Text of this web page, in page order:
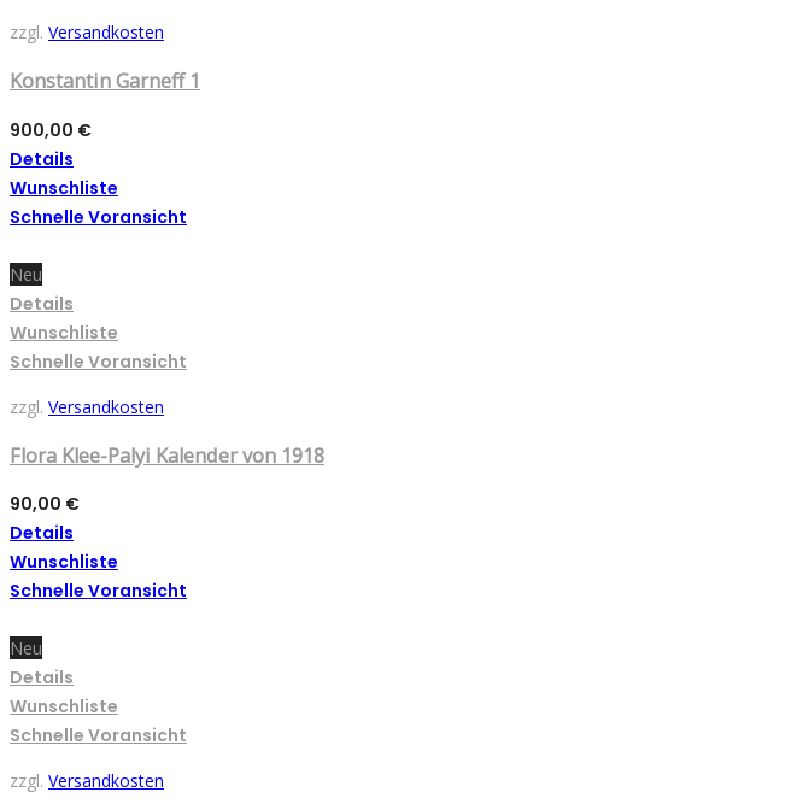
zzgl. Versandkosten
Konstantin Garneff 1
900,00 €
Details
Wunschliste
Schnelle Voransicht
Neu
Details
Wunschliste
Schnelle Voransicht
zzgl. Versandkosten
Flora Klee-Palyi Kalender von 1918
90,00 €
Details
Wunschliste
Schnelle Voransicht
Neu
Details
Wunschliste
Schnelle Voransicht
zzgl. Versandkosten